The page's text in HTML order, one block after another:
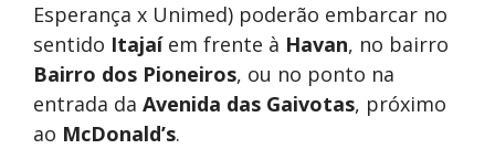
Esperança x Unimed) poderão embarcar no
sentido Itajaíem frente à Havan, no bairro
Bairro dos Pioneiros, ou no ponto na
entrada da Avenida das Gaivotas, próximo
ao McDonald’s.